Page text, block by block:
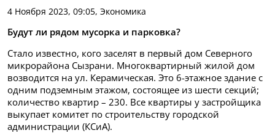
4 Ноября 2023, 09:05, Экономика
Будут ли рядом мусорка и парковка?
Стало известно, кого заселят в первый дом Северного
микрорайона Сызрани. Многоквартирный жилой дом
возводится на ул. Керамическая. Это 6-этажное здание с
одним подземным этажом, состоящее из шести секций;
количество квартир – 230. Все квартиры у застройщика
выкупает комитет по строительству городской
администрации (КСиА).